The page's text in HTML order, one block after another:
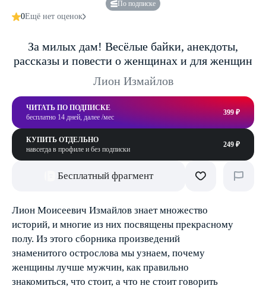
По подписке
0Ещё нет оценок
За милых дам! Весёлые байки, анекдоты,
рассказы и повести о женщинах и для женщин
Лион Измайлов
ЧИТАТЬ ПО ПОДПИСКЕ
бесплатно 14 дней, далее /мес
399 ₽
КУПИТЬ ОТДЕЛЬНО
навсегда в профиле и без подписки
249 ₽
Бесплатный фрагмент
Лион Моисеевич Измайлов знает множество
историй, и многие из них посвящены прекрасному
полу. Из этого сборника произведений
знаменитого острослова мы узнаем, почему
женщины лучше мужчин, как правильно
знакомиться, что стоит, а что не стоит говорить